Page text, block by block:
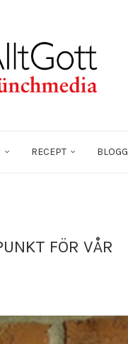
RECEPT BLOGG
FÖR VÅR